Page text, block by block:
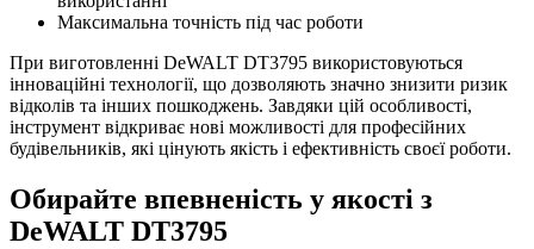
Максимальна точність під час роботи
При виготовленні DeWALT DT3795 використовуються
інноваційні технології, що дозволяють значно знизити ризик
відколів та інших пошкоджень. Завдяки цій особливості,
інструмент відкриває нові можливості для професійних
будівельників, які цінують якість і ефективність своєї роботи.
Обирайте впевненість у якості з
DeWALT DT3795